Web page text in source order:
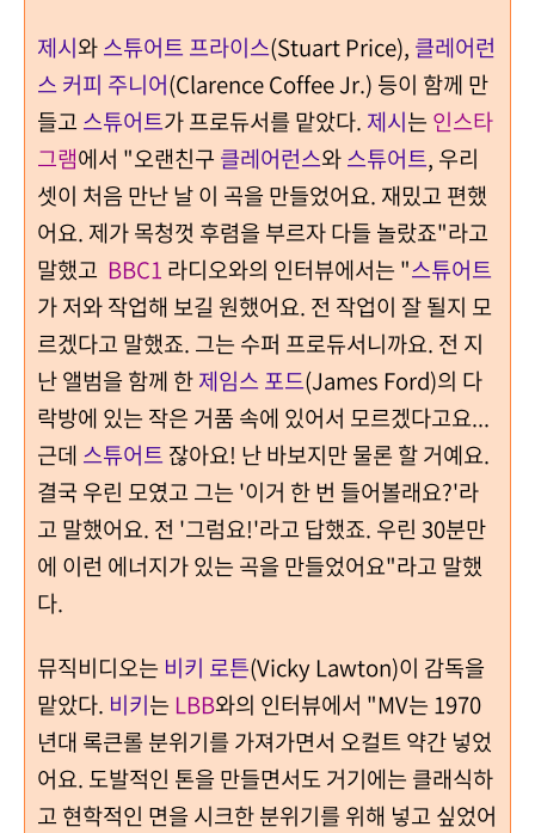
제시와스튜어트 프라이스(Stuart Price), 클레어런
스 커피 주니어(Clarence Coffee Jr.) 등이 함께 만
들고 스튜어트가 프로듀서를 맡았다. 제시는 인스타
그램에서 "오랜친구 클레어런스와스튜어트, 우리
셋이 처음 만난 날 이 곡을 만들었어요. 재밌고 편했
어요. 제가 목청껏 후렴을 부르자 다들 놀랐죠"라고
말했고 BBC1 라디오와의 인터뷰에서는 "스튜어트
가 저와 작업해 보길 원했어요. 전 작업이 잘 될지 모
르겠다고 말했죠. 그는 수퍼 프로듀서니까요. 전 지
난 앨범을 함께 한제임스 포드(James Ford)의 다
락방에 있는 작은 거품 속에 있어서 모르겠다고요...
근데 스튜어트잖아요! 난 바보지만 물론 할 거예요.
결국 우린 모였고 그는 '이거 한 번 들어볼래요?'라
고 말했어요. 전 '그럼요!'라고 답했죠. 우린 30분만
에 이런 에너지가 있는 곡을 만들었어요"라고 말했
다.
뮤직비디오는 비키 로튼(Vicky Lawton)이 감독을
맡았다. 비키는 LBB와의 인터뷰에서 "MV는 1970
년대 록큰롤 분위기를 가져가면서 오컬트 약간 넣었
어요. 도발적인 톤을 만들면서도 거기에는 클래식하
고 현학적인 면을 시크한 분위기를 위해 넣고 싶었어